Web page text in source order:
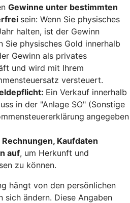
Gewinne unter bestimmten
sein: Wenn Sie physisches
halten, ist der Gewinn
Sie physisches Gold innerhalb
Gewinn als privates
und wird mit Ihrem
versteuert.
Ein Verkauf innerhalb
in der "Anlage SO" (Sonstige
angegeben
Kaufdaten
auf, um Herkunft und
zu können.
hängt von den persönlichen
sich ändern. Diese Angaben